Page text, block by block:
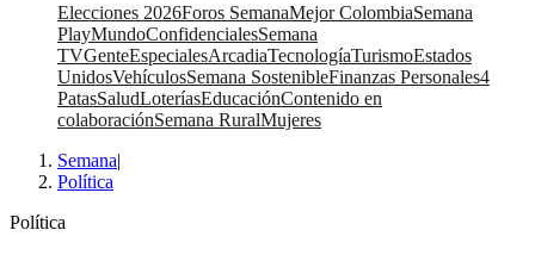
Elecciones 2026Foros SemanaMejor ColombiaSemana
PlayMundoConfidencialesSemana
TVGenteEspecialesArcadiaTecnologíaTurismoEstados
UnidosVehículosSemana SostenibleFinanzas Personales4
PatasSaludLoteríasEducaciónContenido en
colaboraciónSemana RuralMujeres
Semana|
Política
Política